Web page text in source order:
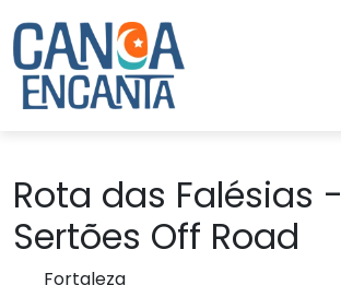
Rota das Falésias -
Sertões Off Road
Fortaleza